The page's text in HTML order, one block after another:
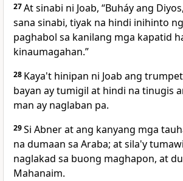
27At sinabi ni Joab, “Buháy ang
sana sinabi, tiyak na hindi inihinto
paghabol sa kanilang mga kapatid
kinaumagahan.”
28 Kaya't hinipan ni Joab ang
bayan ay tumigil at hindi na tinugis
man ay naglaban pa.
29Si Abner at ang kanyang mga
na dumaan sa Araba; at sila'y
naglakad sa buong maghapon, at
Mahanaim.